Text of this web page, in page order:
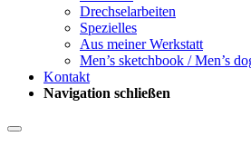
Drechselarbeiten
Spezielles
Aus meiner Werkstatt
Men’s sketchbook / Men’s
Kontakt
Navigation schließen